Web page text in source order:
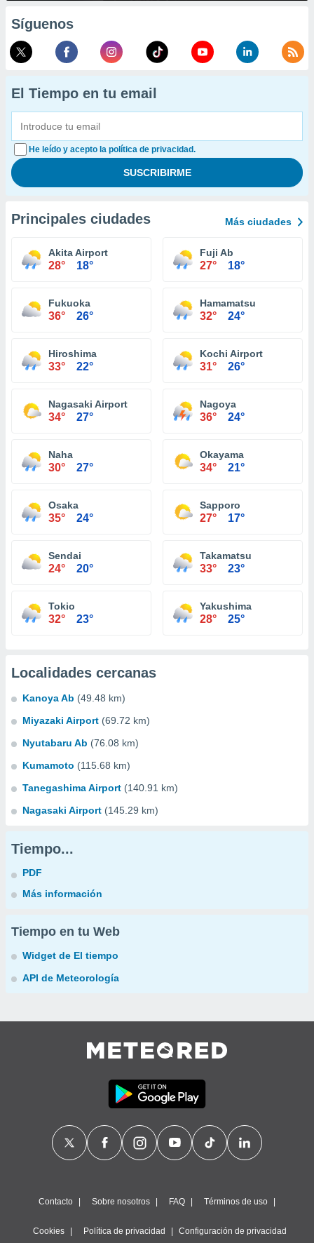
Síguenos
El Tiempo en tu email
He leído y acepto la política de privacidad.
Principales ciudades Más ciudades
Akita Airport
28° 18°
Fuji Ab
27° 18°
Fukuoka
36° 26°
Hamamatsu
32° 24°
Hiroshima
33° 22°
Kochi Airport
31° 26°
Nagasaki Airport
34° 27°
Nagoya
36° 24°
Naha
30° 27°
Okayama
34° 21°
Osaka
35° 24°
Sapporo
27° 17°
Sendai
24° 20°
Takamatsu
33° 23°
Tokio
32° 23°
Yakushima
28° 25°
Localidades cercanas
Kanoya Ab (49.48 km)
Miyazaki Airport (69.72 km)
Nyutabaru Ab (76.08 km)
Kumamoto (115.68 km)
Tanegashima Airport (140.91 km)
Nagasaki Airport (145.29 km)
Tiempo...
PDF
Más información
Tiempo en tu Web
Widget de El tiempo
API de Meteorología
Contacto Sobre nosotros FAQ Términos de uso
Cookies Política de privacidad Configuración de privacidad